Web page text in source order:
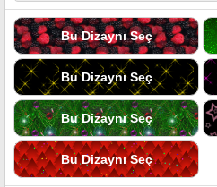
Bu Dizaynı Seç
Bu Dizaynı Seç
Bu Dizaynı Seç
Bu Dizaynı Seç